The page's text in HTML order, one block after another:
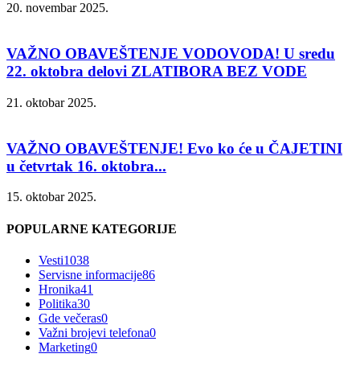
20. novembar 2025.
VAŽNO OBAVEŠTENJE VODOVODA! U sredu
22. oktobra delovi ZLATIBORA BEZ VODE
21. oktobar 2025.
VAŽNO OBAVEŠTENJE! Evo ko će u ČAJETINI
u četvrtak 16. oktobra...
15. oktobar 2025.
POPULARNE KATEGORIJE
Vesti1038
Servisne informacije86
Hronika41
Politika30
Gde večeras0
Važni brojevi telefona0
Marketing0